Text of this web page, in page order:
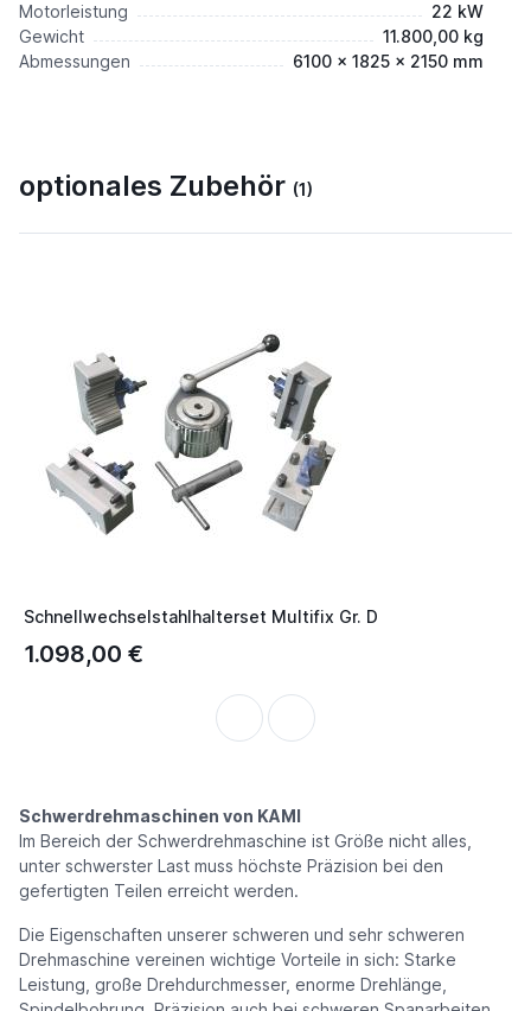
Motorleistung
22 kW
Gewicht
11.800,00 kg
Abmessungen
6100 x 1825 x 2150 mm
optionales Zubehör (1)
Schnellwechselstahlhalterset Multifix Gr. D
1.098,00 €
Schwerdrehmaschinen von KAMI
Im Bereich der Schwerdrehmaschine ist Größe nicht alles,
unter schwerster Last muss höchste Präzision bei den
gefertigten Teilen erreicht werden.
Die Eigenschaften unserer schweren und sehr schweren
Drehmaschine vereinen wichtige Vorteile in sich: Starke
Leistung, große Drehdurchmesser, enorme Drehlänge,